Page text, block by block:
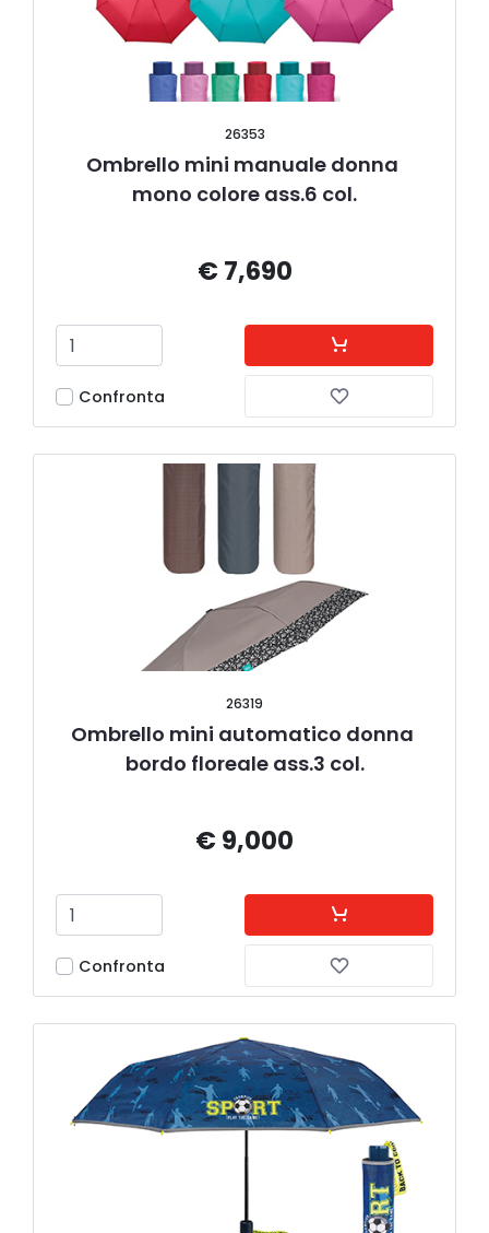
26353
Ombrello mini manuale donna
mono colore ass.6 col.
€ 7,690
Confronta
26319
Ombrello mini automatico donna
bordo floreale ass.3 col.
€ 9,000
Confronta